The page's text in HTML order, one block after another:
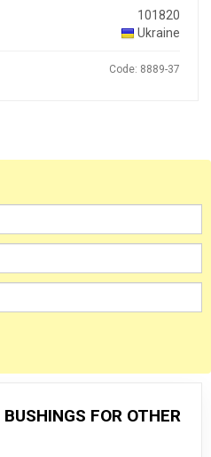
101820
Ukraine
Code: 8889-37
FOR OTHER